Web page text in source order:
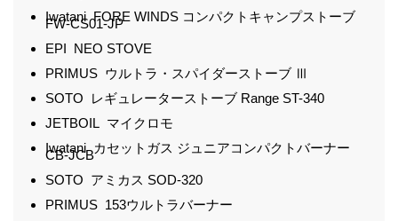
Iwatani FORE WINDS コンパクトキャンプストーブ
FW-CS01-JP
EPI NEO STOVE
PRIMUS ウルトラ・スパイダーストーブ Ⅲ
SOTO レギュレーターストーブ Range ST-340
JETBOIL マイクロモ
Iwatani カセットガス ジュニアコンパクトバーナー
CB-JCB
SOTO アミカス SOD-320
PRIMUS 153ウルトラバーナー